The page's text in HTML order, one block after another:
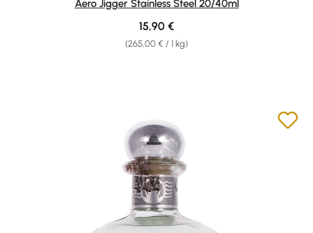
Aero Jigger Stainless Steel 20/40ml
(265,00 € / 1 kg)
Regulärer Preis:
15,90 €